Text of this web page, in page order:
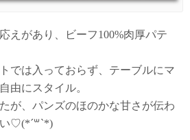
えがあり、ビーフ100%肉厚パテ
では入っておらず、テーブルにマ
由にスタイル。
が、パンズのほのかな甘さが伝わ
♡(*´꒳`*)